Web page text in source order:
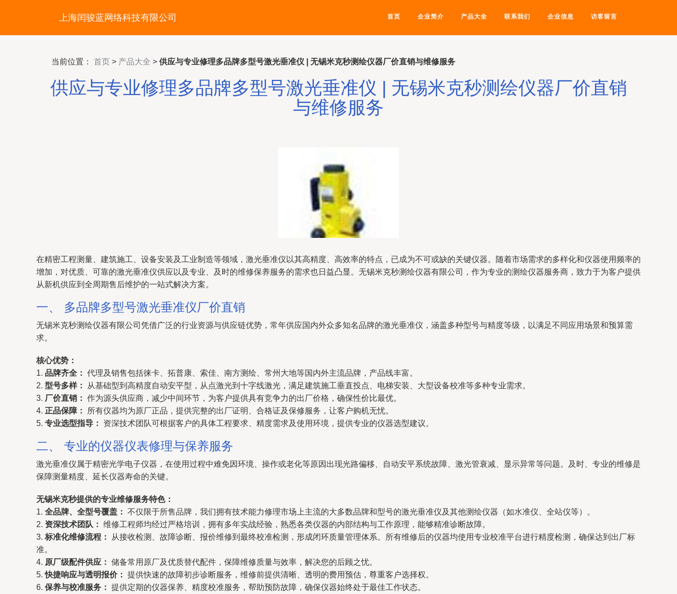
上海闰骏蓝网络科技有限公司 首页 企业简介 产品大全 联系我们 企业信息 访客留言
当前位置： 首页 > 产品大全 > 供应与专业修理多品牌多型号激光垂准仪 | 无锡米克秒测绘仪器厂价直销与维修服务
供应与专业修理多品牌多型号激光垂准仪 | 无锡米克秒测绘仪器厂价直销
与维修服务
在精密工程测量、建筑施工、设备安装及工业制造等领域，激光垂准仪以其高精度、高效率的特点，已成为不可或缺的关键仪器。随着市场需求的多样化和仪器使用频率的
增加，对优质、可靠的激光垂准仪供应以及专业、及时的维修保养服务的需求也日益凸显。无锡米克秒测绘仪器有限公司，作为专业的测绘仪器服务商，致力于为客户提供
从新机供应到全周期售后维护的一站式解决方案。
一、 多品牌多型号激光垂准仪厂价直销
无锡米克秒测绘仪器有限公司凭借广泛的行业资源与供应链优势，常年供应国内外众多知名品牌的激光垂准仪，涵盖多种型号与精度等级，以满足不同应用场景和预算需
求。
核心优势：
1. 品牌齐全： 代理及销售包括徕卡、拓普康、索佳、南方测绘、常州大地等国内外主流品牌，产品线丰富。
2. 型号多样：
从基础型到高精度自动安平型，从点激光到十字线激光，满足建筑施工垂直投点、电梯安装、大型设备校准等多种专业需求。
3. 厂价直销： 作为源头供应商，减少中间环节，为客户提供具有竞争力的出厂价格，确保性价比最优。
4. 正品保障：
所有仪器均为原厂正品，提供完整的出厂证明、合格证及保修服务，让客户购机无忧。
5. 专业选型指导： 资深技术团队可根据客户的具体工程要求、精度需求及使用环境，提供专业的仪器选型建议。
二、 专业的仪器仪表修理与保养服务
激光垂准仪属于精密光学电子仪器，在使用过程中难免因环境、操作或老化等原因出现光路偏移、自动安平系统故障、激光管衰减、显示异常等问题。及时、专业的维修是
保障测量精度、延长仪器寿命的关键。
无锡米克秒提供的专业维修服务特色：
1. 全品牌、全型号覆盖： 不仅限于所售品牌，我们拥有技术能力修理市场上主流的大多数品牌和型号的激光垂准仪及其他测绘仪器（如水准仪、全站仪等）。
2. 资深技术团队： 维修工程师均经过严格培训，拥有多年实战经验，熟悉各类仪器的内部结构与工作原理，能够精准诊断故障。
3. 标准化维修流程：
从接收检测、故障诊断、报价维修到最终校准检测，形成闭环质量管理体系。所有维修后的仪器均使用专业校准平台进行精度检测，确保达到出厂标
准。
4. 原厂级配件供应： 储备常用原厂及优质替代配件，保障维修质量与效率，解决您的后顾之忧。
5.快捷响应与透明报价： 提供快速的故障初步诊断服务，维修前提供清晰、透明的费用预估，尊重客户选择权。
6. 保养与校准服务： 提供定期的仪器保养、精度校准服务，帮助预防故障，确保仪器始终处于最佳工作状态。